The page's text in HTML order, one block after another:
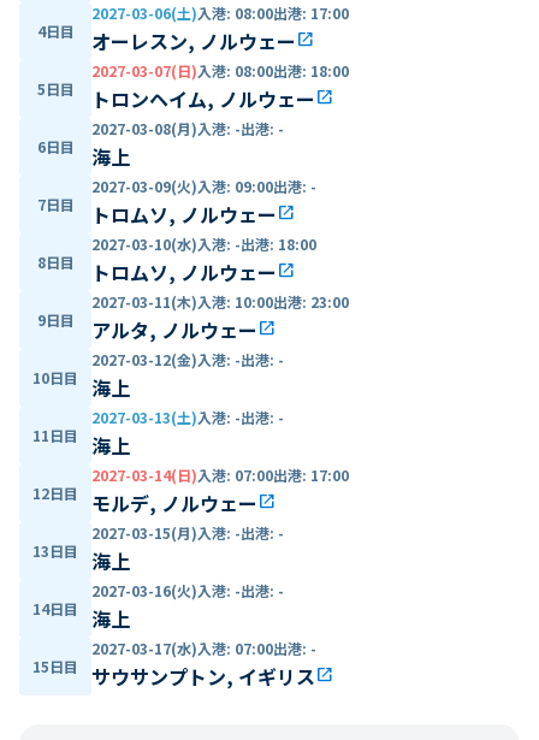
4日目
2027-03-06(土)入港: 08:00出港: 17:00
オーレスン, ノルウェー open_in_new
5日目
2027-03-07(日)入港: 08:00出港: 18:00
トロンヘイム, ノルウェー open_in_new
6日目
2027-03-08(月)入港: -出港: -
海上
7日目
2027-03-09(火)入港: 09:00出港: -
トロムソ, ノルウェー open_in_new
8日目
2027-03-10(水)入港: -出港: 18:00
トロムソ, ノルウェー open_in_new
9日目
2027-03-11(木)入港: 10:00出港: 23:00
アルタ, ノルウェー open_in_new
10日目
2027-03-12(金)入港: -出港: -
海上
11日目
2027-03-13(土)入港: -出港: -
海上
12日目
2027-03-14(日)入港: 07:00出港: 17:00
モルデ, ノルウェー open_in_new
13日目
2027-03-15(月)入港: -出港: -
海上
14日目
2027-03-16(火)入港: -出港: -
海上
15日目
2027-03-17(水)入港: 07:00出港: -
サウサンプトン, イギリスopen_in_new